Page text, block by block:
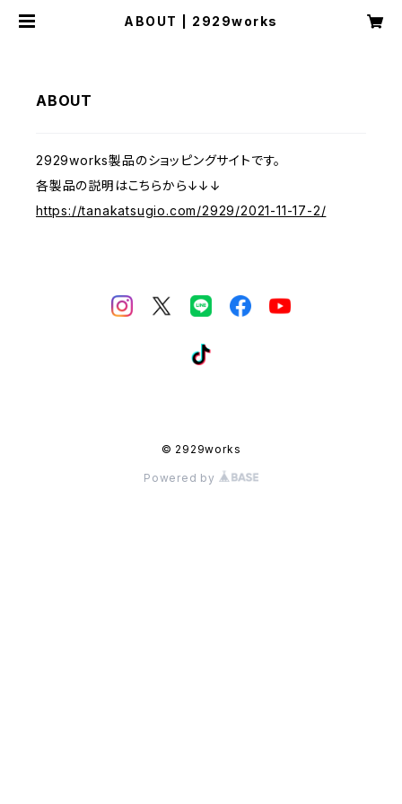
ABOUT | 2929works
ABOUT
2929works製品のショッピングサイトです。
各製品の説明はこちらから↓↓↓
https://tanakatsugio.com/2929/2021-11-17-2/
© 2929works
Powered by